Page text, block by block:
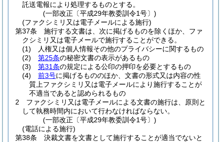
託送電報により処理するものとする。
(一部改正〔平成29年教委訓令1号〕)
(ファクシミリ又は電子メールによる施行)
第37条
施行する文書は、次に掲げるものを除くほか、ファ
クシミリ又は電子メールで施行することができる。
(1)
人権又は個人情報その他のプライバシーに関するもの
(2)
第25条の秘密文書の表示があるもの
(3)
第31条の規定による公印の押印を必要とするもの
(4)
前3号に掲げるもののほか、文書の形式又は内容の性
質上ファクシミリ又は電子メールにより施行することが
不適当であると認められるもの
2
ファクシミリ又は電子メールによる文書の施行は、原則と
して執務時間内において行わなければならない。
(一部改正〔平成29年教委訓令1号〕)
(電話による施行)
第38条
決裁文書を文書として施行することが適当でないと